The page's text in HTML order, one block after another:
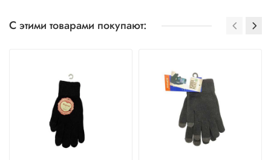
С этими товарами покупают: